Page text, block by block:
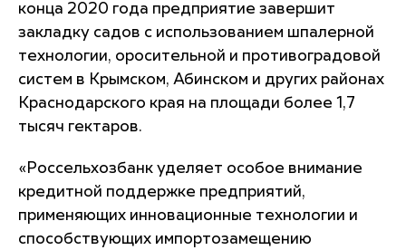
конца 2020 года предприятие завершит
закладку садов с использованием шпалерной
технологии, оросительной и противоградовой
систем в Крымском, Абинском и других районах
Краснодарского края на площади более 1,7
тысяч гектаров.
«Россельхозбанк уделяет особое внимание
кредитной поддержке предприятий,
применяющих инновационные технологии и
способствующих импортозамещению